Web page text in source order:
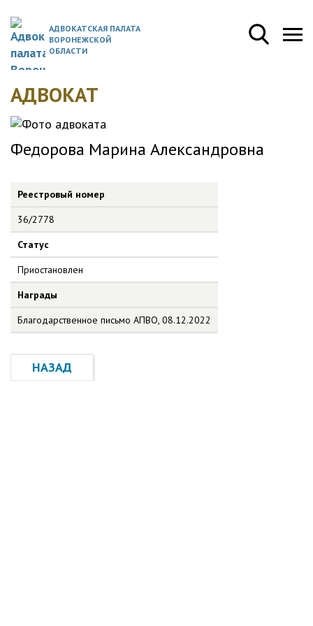
АДВОКАТСКАЯ ПАЛАТА
ВОРОНЕЖСКОЙ
ОБЛАСТИ
АДВОКАТ
Федорова Марина Александровна
Реестровый номер
36/2778
Статус
Приостановлен
Награды
Благодарственное письмо АПВО, 08.12.2022
НАЗАД